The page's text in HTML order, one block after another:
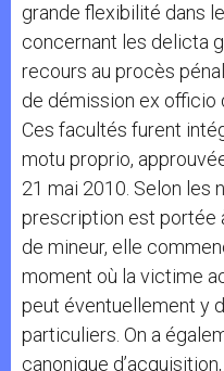
grande flexibilité dans
concernant les delicta
recours au procès
de démission ex officio
Ces facultés furent
motu proprio,
21 mai 2010. Selon les
prescription est portée
de mineur, elle
moment où la victime
peut éventuellement y
particuliers. On a
canonique